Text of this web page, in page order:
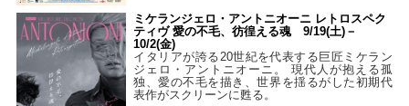
ミケランジェロ・アントニオーニ レトロスペク
ティヴ 愛の不毛、彷徨える魂 9/19(土)－
10/2(金)
イタリアが誇る20世紀を代表する巨匠ミケラン
ジェロ・アントニオーニ。 現代人が抱える孤
独、愛の不毛を描き、世界を揺るがした初期代
表作がスクリーンに甦る。